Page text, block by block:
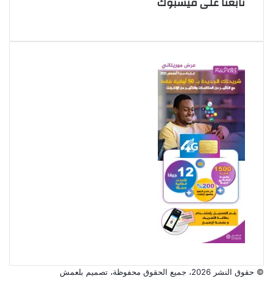
© حقوق النشر 2026، جميع الحقوق محفوظة، تصميم
بلعمش